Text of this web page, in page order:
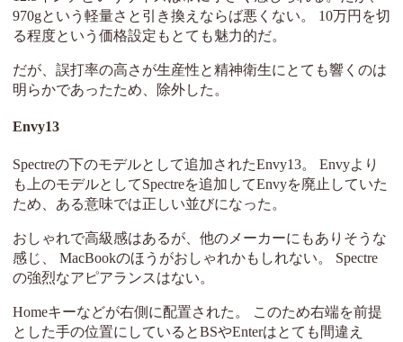
970gという軽量さと引き換えならば悪くない。 10万円を切
る程度という価格設定もとても魅力的だ。
だが、誤打率の高さが生産性と精神衛生にとても響くのは
明らかであったため、除外した。
Envy13
Spectreの下のモデルとして追加されたEnvy13。 Envyより
も上のモデルとしてSpectreを追加してEnvyを廃止していた
ため、ある意味では正しい並びになった。
おしゃれで高級感はあるが、他のメーカーにもありそうな
感じ、 MacBookのほうがおしゃれかもしれない。 Spectre
の強烈なアピアランスはない。
Homeキーなどが右側に配置された。 このため右端を前提
とした手の位置にしているとBSやEnterはとても間違え